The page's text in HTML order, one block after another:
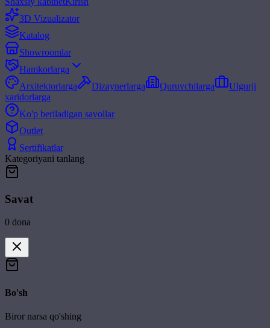
3D Vizualizator
Katalog
Showroomlar
Hamkorlarga
Arxitektorlarga
Dizaynerlarga Quruvchilarga
Ulgurji
xaridorlarga
Ko'p beriladigan savollar
Outlet
Sertifikatlar
Kategoriyani tanlang
Savat
0 dona
Bo'sh
Biror narsa qo'shing